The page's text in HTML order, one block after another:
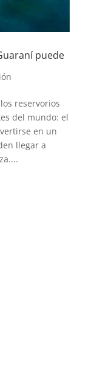
puede
reservorios
del mundo: el
en un
llegar a